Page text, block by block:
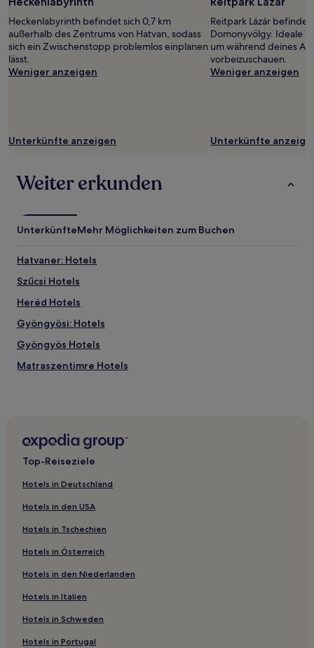
Heckenlabyrinth befindet sich 0,7 km
außerhalb des Zentrums von Hatvan, sodass
sich ein Zwischenstopp problemlos einplanen
lässt.
Weniger anzeigen
Unterkünfte anzeigen
Reitpark Lázár
Domonyvölgy. Ideale
um während deines
vorbeizuschauen.
Weniger anzeigen
Unterkünfte
Weiter erkunden
UnterkünfteMehr Möglichkeiten zum Buchen
Hatvaner: Hotels
Szűcsi Hotels
Heréd Hotels
Gyöngyösi: Hotels
Gyöngyös Hotels
Matraszentimre Hotels
Rózsaszentmárton Hotels
Top-Reiseziele
Hotels in Deutschland
Hotels in den USA
Hotels in Tschechien
Hotels in Österreich
Hotels in den Niederlanden
Hotels in Italien
Hotels in Schweden
Hotels in Portugal